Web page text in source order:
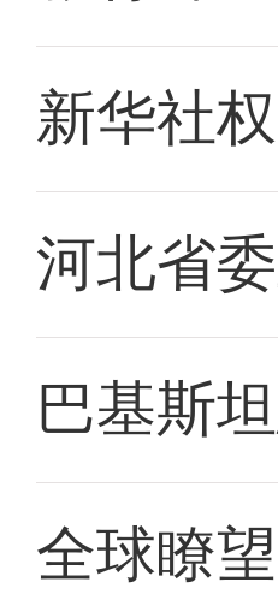
新华社
河北省
巴基斯
全球瞭